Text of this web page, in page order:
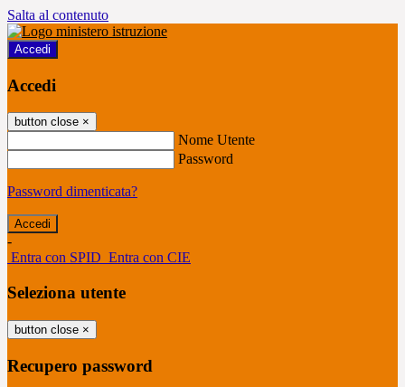
Salta al contenuto
Accedi
Accedi
button close ×
Nome Utente
Password
Password dimenticata?
-
Entra con SPID Entra con CIE
Seleziona utente
button close ×
Recupero password